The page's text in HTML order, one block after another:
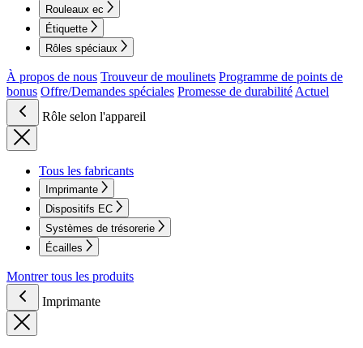
Rouleaux ec
Étiquette
Rôles spéciaux
À propos de nous Trouveur de moulinets Programme de points de
bonus Offre/Demandes spéciales Promesse de durabilité Actuel
Rôle selon l'appareil
Tous les fabricants
Imprimante
Dispositifs EC
Systèmes de trésorerie
Écailles
Montrer tous les produits
Imprimante